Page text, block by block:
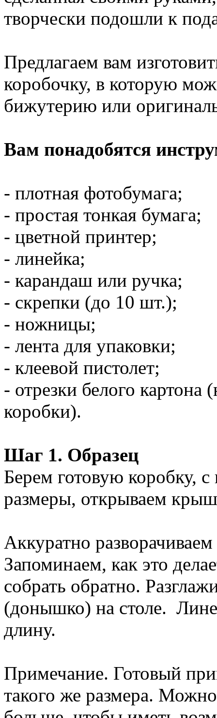
творчески подошли к
Предлагаем вам
коробочку, в которую
бижутерию или
Вам понадобятся
- плотная фотобумага;
- простая тонкая бумага;
- цветной принтер;
- линейка;
- карандаш или ручка;
- скрепки (до 10 шт.);
- ножницы;
- лента для упаковки;
- клеевой пистолет;
- отрезки белого
коробки).
Шаг 1. Образец
Берем готовую коробку,
размеры, открываем
Аккуратно
Запоминаем, как это
собрать обратно.
(донышко) на столе.
длину.
Примечание. Готовый
такого же размера.